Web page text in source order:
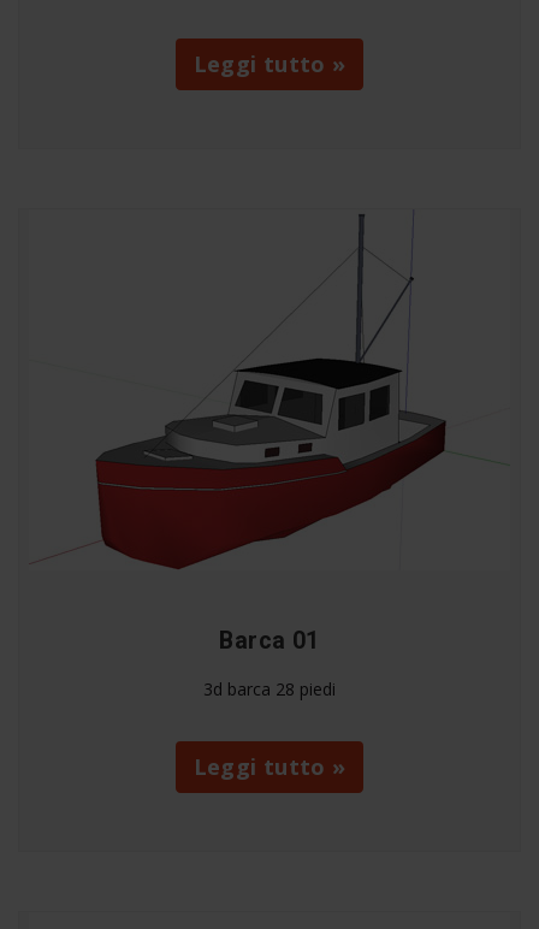
Leggi tutto »
Barca 01
3d barca 28 piedi
Leggi tutto »